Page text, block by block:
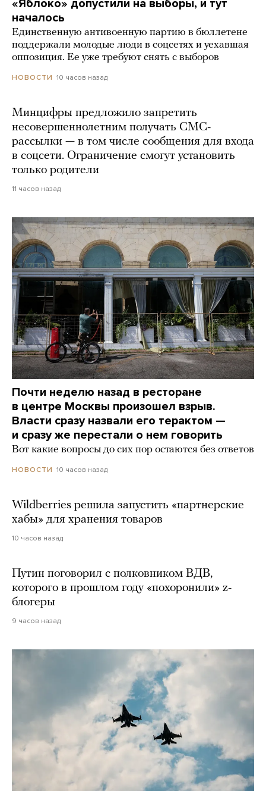
«Яблоко» допустили на выборы, и тут
началось
Единственную антивоенную партию в бюллетене
поддержали молодые люди в соцсетях и уехавшая
оппозиция. Ее уже требуют снять с выборов
НОВОСТИ 10 часов назад
Минцифры предложило запретить
несовершеннолетним получать СМС-
рассылки — в том числе сообщения для входа
в соцсети. Ограничение смогут установить
только родители
11 часов назад
Почти неделю назад в ресторане
в центре Москвы произошел взрыв.
Власти сразу назвали его терактом —
и сразу же перестали о нем говорить
Вот какие вопросы до сих пор остаются без ответов
НОВОСТИ 10 часов назад
Wildberries решила запустить «партнерские
хабы» для хранения товаров
10 часов назад
Путин поговорил с полковником ВДВ,
которого в прошлом году «похоронили» z-
блогеры
9 часов назад